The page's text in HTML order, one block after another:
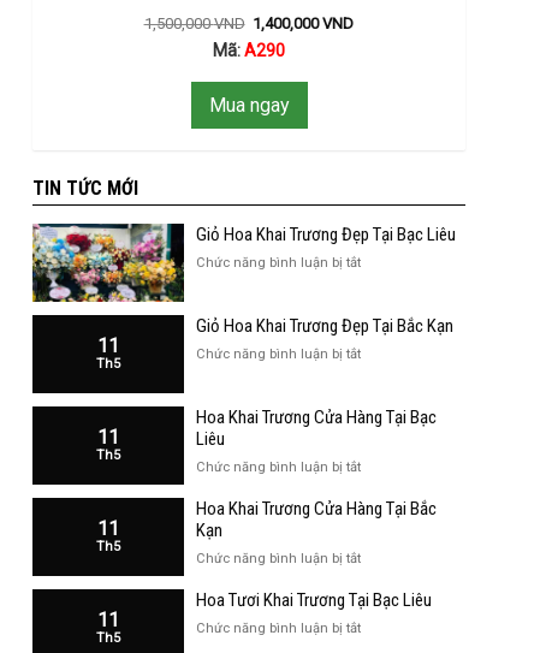
1,500,000VND 1,400,000VND
Mã:A290
Mua ngay
TIN TỨC MỚI
Giỏ Hoa Khai Trương Đẹp Tại Bạc Liêu
Chức năng bình luận bị tắtở
Khai
Đẹp
Liêu
11
Th5
Giỏ Hoa Khai Trương Đẹp Tại Bắc Kạn
Chức năng bình luận bị tắtở
Khai
Tại
Kạn
11
Th5
Hoa Khai Trương Cửa Hàng Tại Bạc
Liêu
Chức năng bình luận bị tắtở
Khai
Hàng
Bạc
Liêu
11
Th5
Hoa Khai Trương Cửa Hàng Tại Bắc
Kạn
Chức năng bình luận bị tắtở
Khai
11
Th5
Hoa Tươi Khai Trương Tại Bạc Liêu
Chức năng bình luận bị tắtở